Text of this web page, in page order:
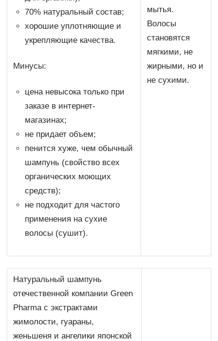
70% натуральный состав;
хорошие уплотняющие и
укрепляющие качества.
Минусы:
цена невысока только при
заказе в интернет-
магазинах;
не придает объем;
пенится хуже, чем обычный
шампунь (свойство всех
органических моющих
средств);
не подходит для частого
применения на сухие
волосы (сушит).
мытья.
Волосы
становятся
мягкими, не
жирными, но и
не сухими.
Натуральный шампунь
отечественной компании Green
Pharma с экстрактами
жимолости, гуараны,
женьшеня и ангелики японской